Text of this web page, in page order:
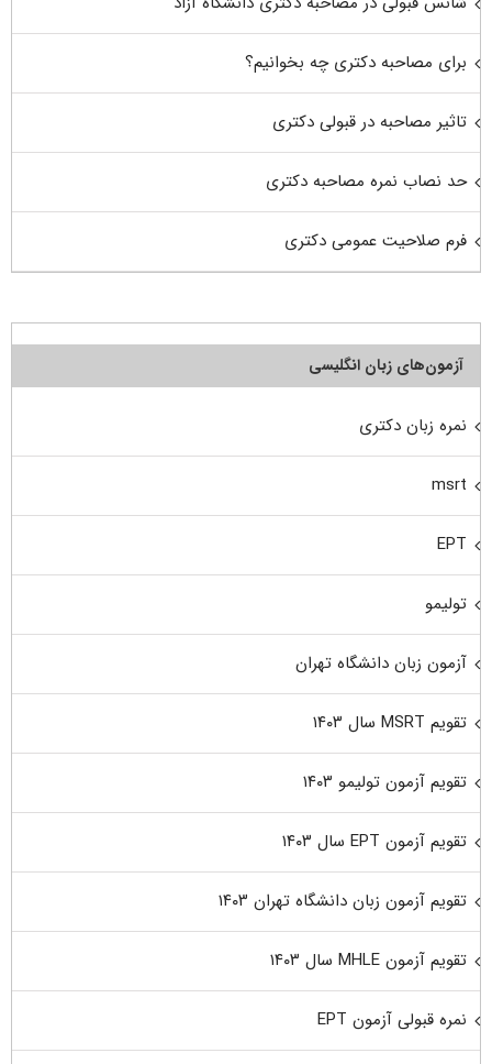
برای مصاحبه دکتری چه بخوانیم؟
تاثیر مصاحبه در قبولی دکتری
حد نصاب نمره مصاحبه دکتری
فرم صلاحیت عمومی دکتری
آزمون‌های زبان انگلیسی
نمره زبان دکتری
msrt
EPT
تولیمو
آزمون زبان دانشگاه تهران
تقویم MSRT سال ۱۴۰۳
تقویم آزمون تولیمو ۱۴۰۳
تقویم آزمون EPT سال ۱۴۰۳
تقویم آزمون زبان دانشگاه تهران ۱۴۰۳
تقویم آزمون MHLE سال ۱۴۰۳
نمره قبولی آزمون EPT